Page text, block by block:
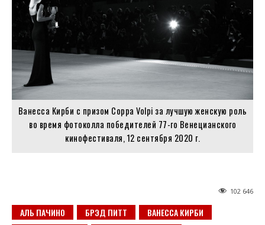
Ванесса Кирби с призом Coppa Volpi за лучшую женскую роль
во время фотоколла победителей 77-го Венецианского
кинофестиваля, 12 сентября 2020 г.
102 646
АЛЬ ПАЧИНО БРЭД ПИТТ
ВАНЕССА КИРБИ